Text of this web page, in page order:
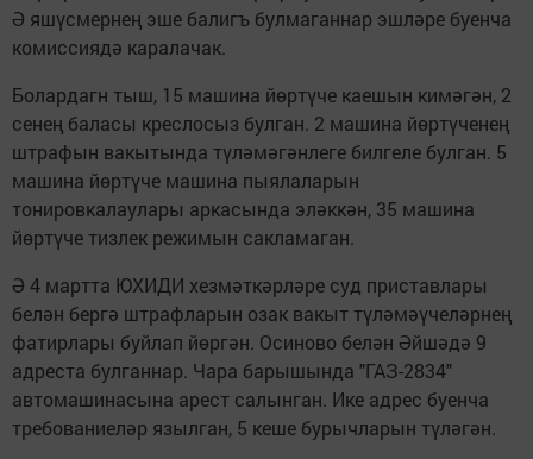
Ә яшүсмернең эше балигъ булмаганнар эшләре буенча
комиссиядә каралачак.
Болардагн тыш, 15 машина йөртүче каешын кимәгән, 2
сенең баласы креслосыз булган. 2 машина йөртүченең
штрафын вакытында түләмәгәнлеге билгеле булган. 5
машина йөртүче машина пыялаларын
тонировкалаулары аркасында эләккән, 35 машина
йөртүче тизлек режимын сакламаган.
Ә 4 мартта ЮХИДИ хезмәткәрләре суд приставлары
белән бергә штрафларын озак вакыт түләмәүчеләрнең
фатирлары буйлап йөргән. Осиново белән Әйшәдә 9
адреста булганнар. Чара барышында "ГАЗ-2834"
автомашинасына арест салынган. Ике адрес буенча
требованиеләр язылган, 5 кеше бурычларын түләгән.